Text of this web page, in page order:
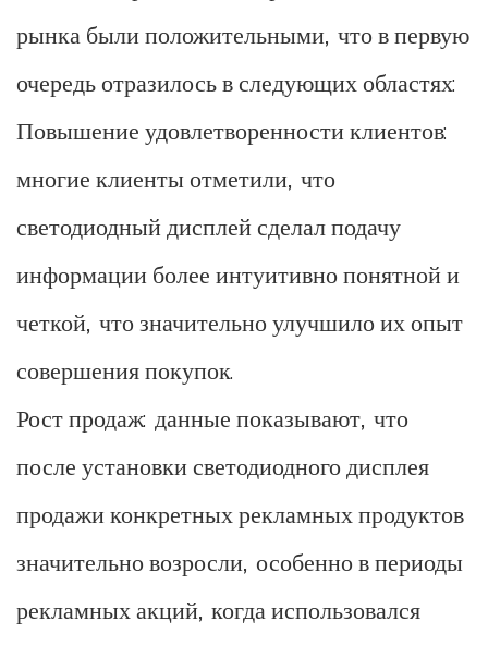
рынка были положительными, что в первую
очередь отразилось в следующих областях:
Повышение удовлетворенности клиентов:
многие клиенты отметили, что
светодиодный дисплей сделал подачу
информации более интуитивно понятной и
четкой, что значительно улучшило их опыт
совершения покупок.
Рост продаж: данные показывают, что
после установки светодиодного дисплея
продажи конкретных рекламных продуктов
значительно возросли, особенно в периоды
рекламных акций, когда использовался